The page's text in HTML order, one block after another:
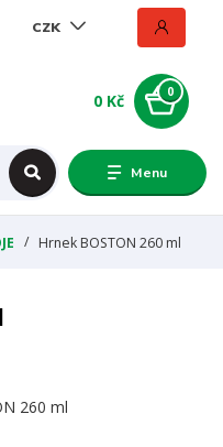
Menu
CZK
0
0 Kč
Hrnek BOSTON 260 ml